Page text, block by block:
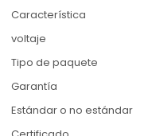
Característica
voltaje
Tipo de paquete
Garantía
Estándar o no estándar